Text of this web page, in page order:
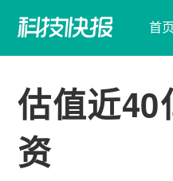
首页
估值近40
资